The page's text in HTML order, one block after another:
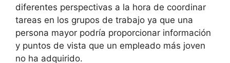
diferentes perspectivas a la hora de coordinar
tareas en los grupos de trabajo ya que una
persona mayor podría proporcionar información
y puntos de vista que un empleado más joven
no ha adquirido.